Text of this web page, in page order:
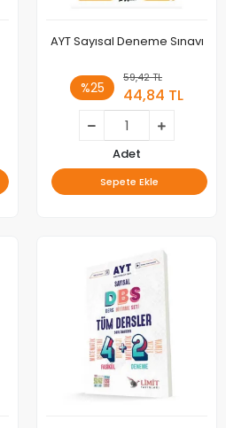
AYT Sayısal Deneme Sınavı
%25
59,42 TL
44,84 TL
Adet
Sepete Ekle